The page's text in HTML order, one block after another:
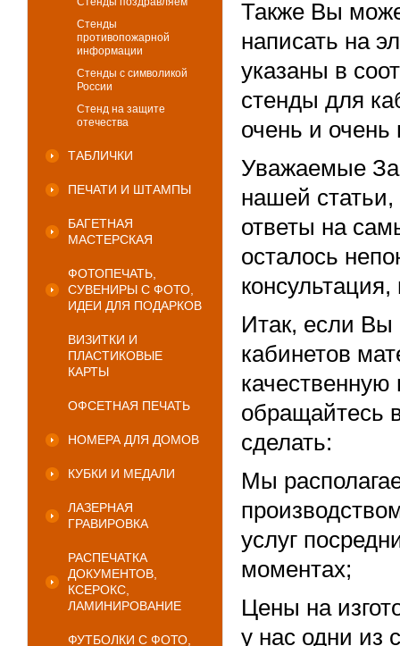
Стенды
противопожарной
информации
Стенды с символикой
России
Стенд на защите
отечества
ТАБЛИЧКИ
ПЕЧАТИ И ШТАМПЫ
БАГЕТНАЯ
МАСТЕРСКАЯ
ФОТОПЕЧАТЬ,
СУВЕНИРЫ С ФОТО,
ИДЕИ ДЛЯ ПОДАРКОВ
ВИЗИТКИ И
ПЛАСТИКОВЫЕ
КАРТЫ
ОФСЕТНАЯ ПЕЧАТЬ
НОМЕРА ДЛЯ ДОМОВ
КУБКИ И МЕДАЛИ
ЛАЗЕРНАЯ
ГРАВИРОВКА
РАСПЕЧАТКА
ДОКУМЕНТОВ,
КСЕРОКС,
ЛАМИНИРОВАНИЕ
ФУТБОЛКИ С ФОТО,
Также Вы
написать на
указаны в
стенды для
очень и очень
Уважаемые
нашей статьи,
ответы на
осталось
Итак, если Вы
кабинетов
обращайтесь
сделать:
Мы
услуг
моментах;
Цены на
у нас одни из